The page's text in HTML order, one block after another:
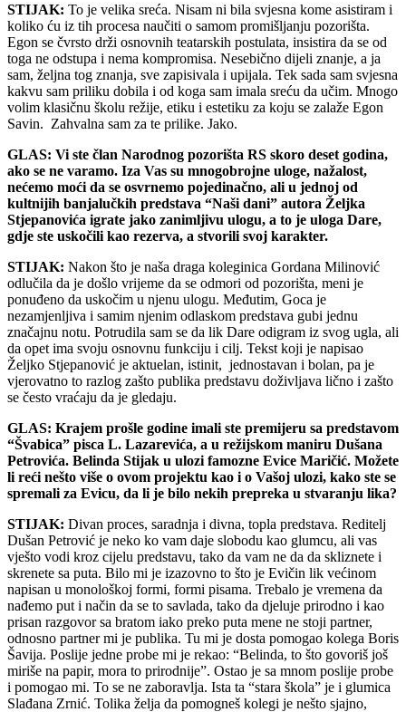
STIJAK: To je velika sreća. Nisam ni bila svjesna kome asistiram i
koliko ću iz tih procesa naučiti o samom promišljanju pozorišta.
Egon se čvrsto drži osnovnih teatarskih postulata, insistira da se od
toga ne odstupa i nema kompromisa. Nesebično dijeli znanje, a ja
sam, željna tog znanja, sve zapisivala i upijala. Tek sada sam svjesna
kakvu sam priliku dobila i od koga sam imala sreću da učim. Mnogo
volim klasičnu školu režije, etiku i estetiku za koju se zalaže Egon
Savin. Zahvalna sam za te prilike. Jako.
GLAS: Vi ste član Narodnog pozorišta RS skoro deset godina,
ako se ne varamo. Iza Vas su mnogobrojne uloge, nažalost,
nećemo moći da se osvrnemo pojedinačno, ali u jednoj od
kultnijih banjalučkih predstava “Naši dani” autora Željka
Stjepanovića igrate jako zanimljivu ulogu, a to je uloga Dare,
gdje ste uskočili kao rezerva, a stvorili svoj karakter.
STIJAK: Nakon što je naša draga koleginica Gordana Milinović
odlučila da je došlo vrijeme da se odmori od pozorišta, meni je
ponuđeno da uskočim u njenu ulogu. Međutim, Goca je
nezamjenljiva i samim njenim odlaskom predstava gubi jednu
značajnu notu. Potrudila sam se da lik Dare odigram iz svog ugla, ali
da opet ima svoju osnovnu funkciju i cilj. Tekst koji je napisao
Željko Stjepanović je aktuelan, istinit, jednostavan i bolan, pa je
vjerovatno to razlog zašto publika predstavu doživljava lično i zašto
se često vraćaju da je gledaju.
GLAS: Krajem prošle godine imali ste premijeru sa predstavom
“Švabica” pisca L. Lazarevića, a u režijskom maniru Dušana
Petrovića. Belinda Stijak u ulozi famozne Evice Maričić. Možete
li reći nešto više o ovom projektu kao i o Vašoj ulozi, kako ste se
spremali za Evicu, da li je bilo nekih prepreka u stvaranju lika?
STIJAK: Divan proces, saradnja i divna, topla predstava. Reditelj
Dušan Petrović je neko ko vam daje slobodu kao glumcu, ali vas
vješto vodi kroz cijelu predstavu, tako da vam ne da da skliznete i
skrenete sa puta. Bilo mi je izazovno to što je Evičin lik većinom
napisan u monološkoj formi, formi pisama. Trebalo je vremena da
nađemo put i način da se to savlada, tako da djeluje prirodno i kao
prisan razgovor sa bratom iako preko puta mene ne stoji partner,
odnosno partner mi je publika. Tu mi je dosta pomogao kolega Boris
Šavija. Poslije jedne probe mi je rekao: “Belinda, to što govoriš još
miriše na papir, mora to prirodnije”. Ostao je sa mnom poslije probe
i pomogao mi. To se ne zaboravlja. Ista ta “stara škola” je i glumica
Slađana Zrnić. Tolika želja da pomogneš kolegi je nešto sjajno,